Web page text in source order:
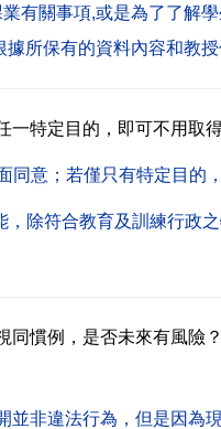
有關事項,或是為了了解
所保有的資料內容和教
一特定目的，即可不用取
意；若僅只有特定目的
符合教育及訓練行政
慣例，是否未來有風險
非違法行為，但是因